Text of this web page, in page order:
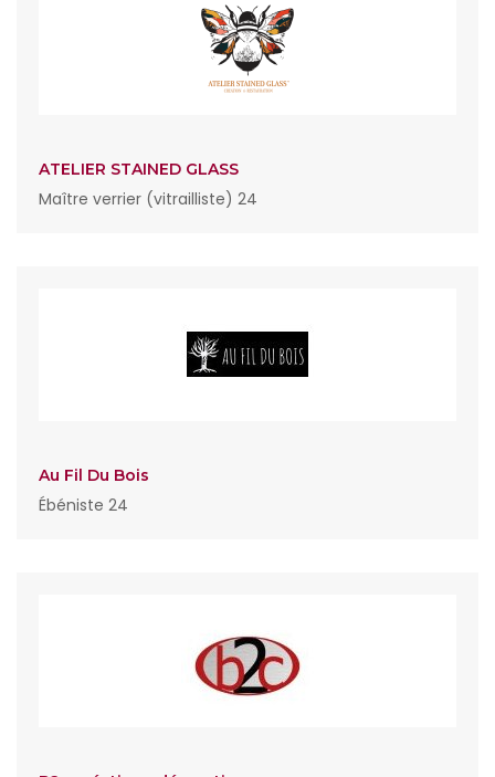
ATELIER STAINED GLASS
Maître verrier (vitrailliste) 24
Au Fil Du Bois
Ébéniste 24